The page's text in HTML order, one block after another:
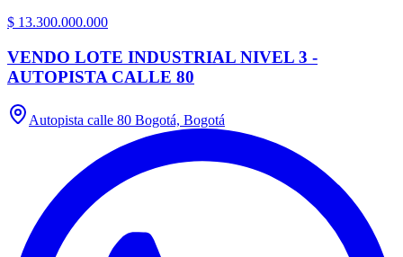
$ 13.300.000.000
VENDO LOTE INDUSTRIAL NIVEL 3 -
AUTOPISTA CALLE 80
Autopista calle 80 Bogotá, Bogotá